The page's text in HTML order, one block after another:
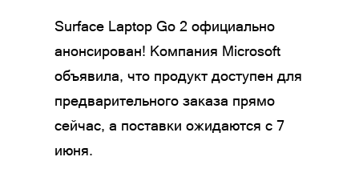
Surface Laptop Go 2 официально
анонсирован! Компания Microsoft
объявила, что продукт доступен для
предварительного заказа прямо
сейчас, а поставки ожидаются с 7
июня.